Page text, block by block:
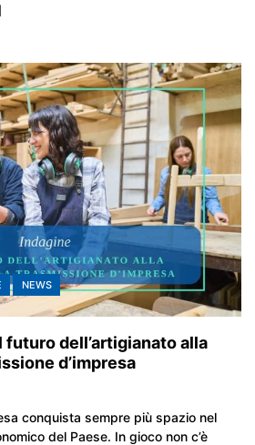
NEWS
futuro dell’artigianato alla
d’impresa
conquista sempre più spazio nel
del Paese. In gioco non c’è